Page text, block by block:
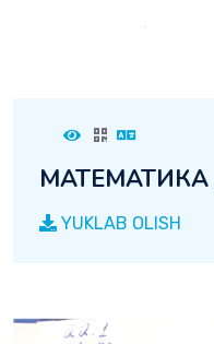
YUKLAB OLISH